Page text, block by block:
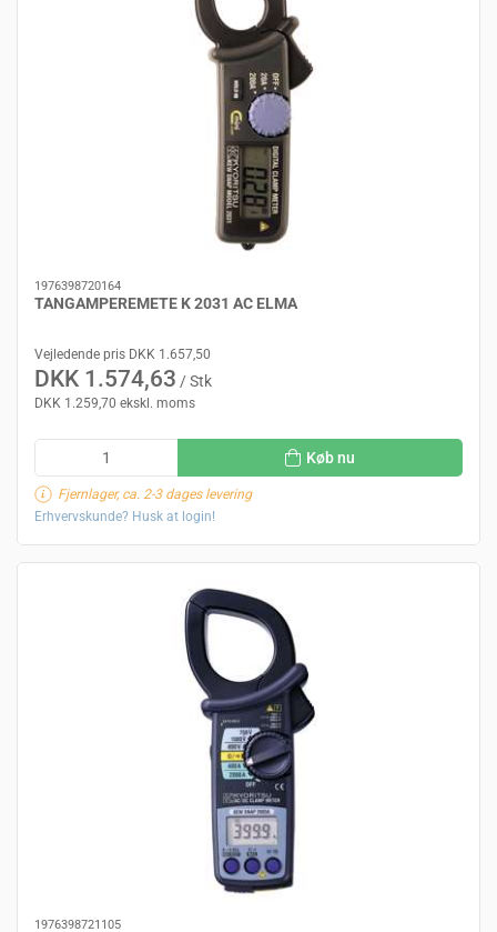
1976398720164
TANGAMPEREMETE K 2031 AC ELMA
Vejledende pris DKK 1.657,50
DKK 1.574,63 / Stk
DKK 1.259,70 ekskl. moms
Køb nu
Fjernlager, ca. 2-3 dages levering
Erhvervskunde? Husk at login!
1976398721105